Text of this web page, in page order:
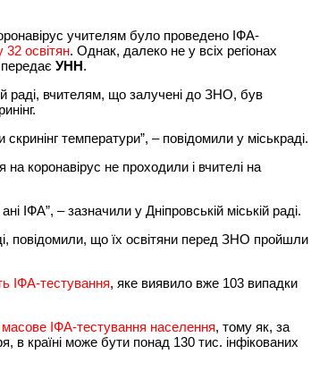
учителям було проведено ІФА-
освітян. Однак, далеко не у всіх регіонах
УНН.
раді, вчителям, що залучені до ЗНО, був
температури”, – повідомили у міськраді.
коронавірус не проходили і вчителі на
ІФА”, – зазначили у Дніпровській міській раді.
повідомили, що їх освітяни перед ЗНО пройшли
ІФА-тестування, яке виявило вже 103 випадки
ІФА-тестування населення, тому як, за
в країні може бути понад 130 тис. інфікованих